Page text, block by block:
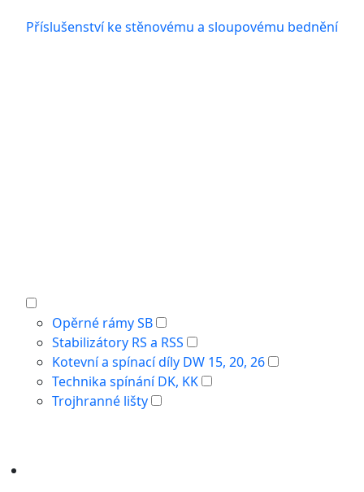
Příslušenství ke stěnovému a sloupovému bednění
Opěrné rámy SB
Stabilizátory RS a RSS
Kotevní a spínací díly DW 15, 20, 26
Technika spínání DK, KK
Trojhranné lišty